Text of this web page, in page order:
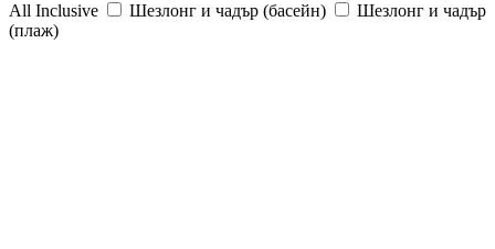
All Inclusive
Шезлонг и чадър (басейн)
Шезлонг и чадър
(плаж)